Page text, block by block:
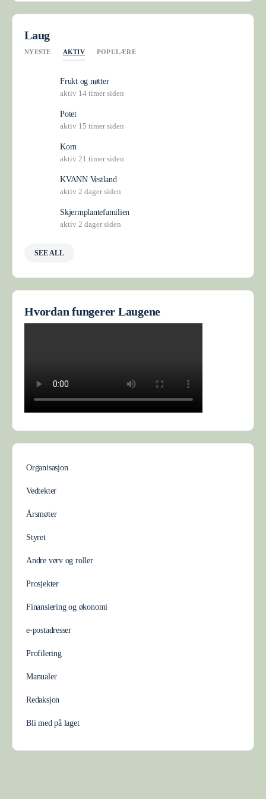
Laug
NYESTE AKTIV POPULÆRE
Frukt og nøtter
aktiv 14 timer siden
Potet
aktiv 15 timer siden
Korn
aktiv 21 timer siden
KVANN Vestland
aktiv 2 dager siden
Skjermplantefamilien
aktiv 2 dager siden
SEE ALL
Hvordan fungerer Laugene
Organisasjon
Vedtekter
Årsmøter
Styret
Andre verv og roller
Prosjekter
Finansiering og økonomi
e-postadresser
Profilering
Manualer
Redaksjon
Bli med på laget